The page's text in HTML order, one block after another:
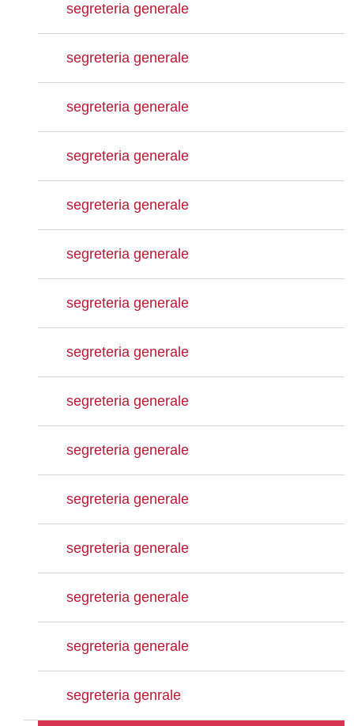
segreteria generale
segreteria generale
segreteria generale
segreteria generale
segreteria generale
segreteria generale
segreteria generale
segreteria generale
segreteria generale
segreteria generale
segreteria generale
segreteria generale
segreteria generale
segreteria generale
segreteria genrale